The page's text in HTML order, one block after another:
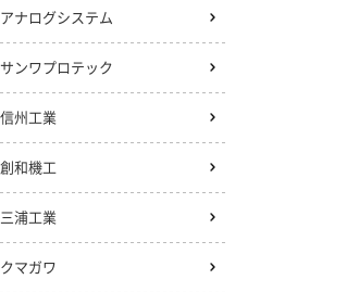
アナログシステム
サンワプロテック
信州工業
創和機工
三浦工業
クマガワ